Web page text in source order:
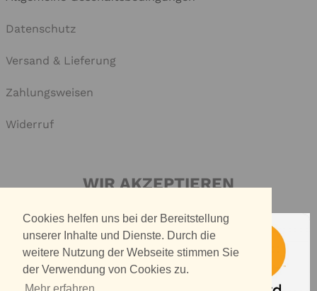
Cookies helfen uns bei der Bereitstellung
unserer Inhalte und Dienste. Durch die
weitere Nutzung der Webseite stimmen Sie
der Verwendung von Cookies zu.
Datenschutz
Versand & Lieferung
Zahlungsweisen
Widerruf
WIR AKZEPTIEREN